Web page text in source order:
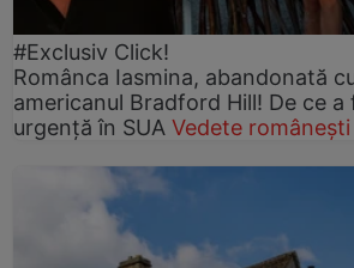
#Exclusiv Click!
Românca Iasmina, abandonată
americanul Bradford Hill! De ce
urgență în SUA Vedete românești